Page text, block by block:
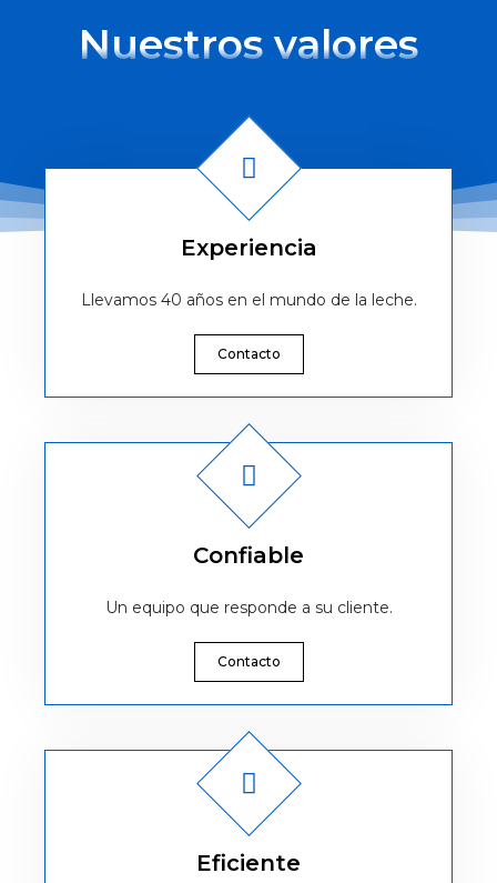
Nuestros valores
Experiencia
Llevamos 40 años en el mundo de la leche.
Contacto
Confiable
Un equipo que responde a su cliente.
Contacto
Eficiente